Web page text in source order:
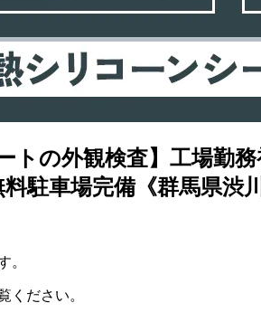
トの外観検査】工場勤
駐車場完備《群馬県渋川
。
ください。